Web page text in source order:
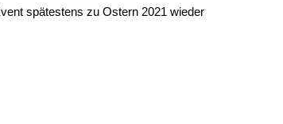
spätestens zu Ostern 2021 wieder